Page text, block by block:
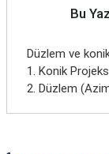
Bu
Düzlem ve
1. Konik
2. Düzlem